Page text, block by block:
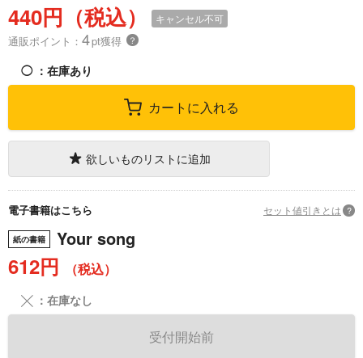
440円（税込） キャンセル不可
通販ポイント： 4pt獲得 ？
◯ ：在庫あり
カートに入れる
欲しいものリストに追加
電子書籍はこちら セット値引きとは ?
紙の書籍 Your song
612円 （税込）
╳ ：在庫なし
受付開始前